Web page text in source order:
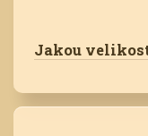
Jakou